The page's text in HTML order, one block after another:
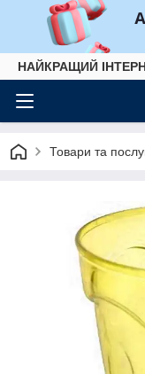
НАЙКРАЩИЙ
Товари та